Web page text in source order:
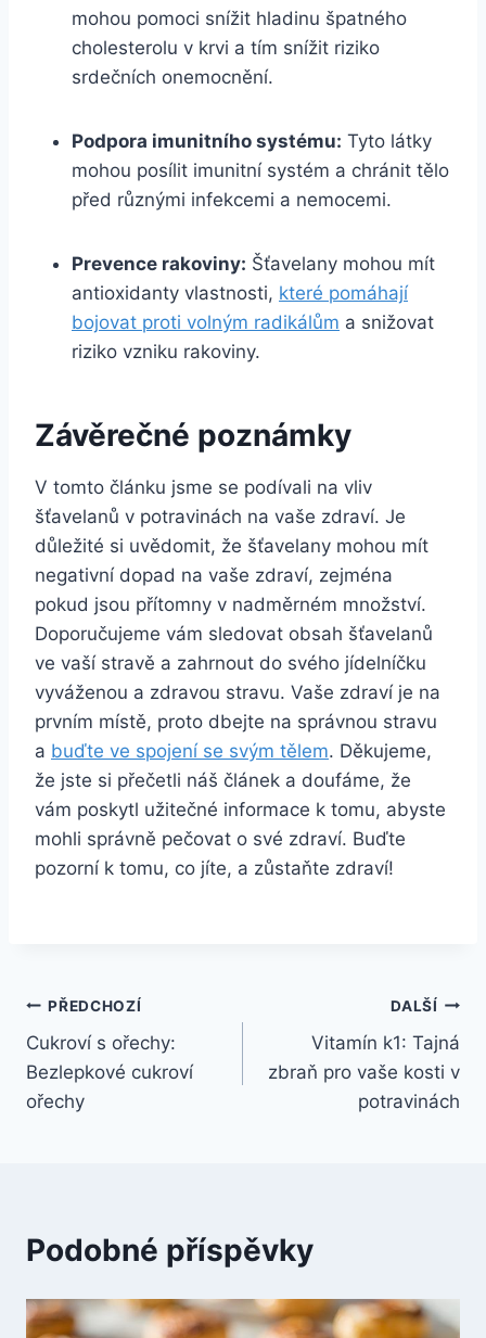
mohou pomoci snížit hladinu špatného
cholesterolu v krvi a tím snížit riziko
srdečních onemocnění.
Podpora imunitního systému: Tyto látky
mohou posílit imunitní systém a chránit tělo
před různými infekcemi a nemocemi.
Prevence rakoviny: Šťavelany mohou mít
antioxidanty vlastnosti, které pomáhají
bojovat proti volným radikálům a snižovat
riziko vzniku rakoviny.
Závěrečné poznámky
V tomto článku jsme se podívali na vliv
šťavelanů v potravinách na vaše zdraví. Je
důležité si uvědomit, že šťavelany mohou mít
negativní dopad na vaše zdraví, zejména
pokud jsou přítomny v nadměrném množství.
Doporučujeme vám sledovat obsah šťavelanů
ve vaší stravě a zahrnout do svého jídelníčku
vyváženou a zdravou stravu. Vaše zdraví je na
prvním místě, proto dbejte na správnou stravu
a buďte ve spojení se svým tělem. Děkujeme,
že jste si přečetli náš článek a doufáme, že
vám poskytl užitečné informace k tomu, abyste
mohli správně pečovat o své zdraví. Buďte
pozorní k tomu, co jíte, a zůstaňte zdraví!
Navigace
pro
příspěvek
PŘEDCHOZÍ
Cukroví s ořechy:
Bezlepkové cukroví
ořechy
DALŠÍ
Vitamín k1: Tajná
zbraň pro vaše kosti v
potravinách
Podobné příspěvky